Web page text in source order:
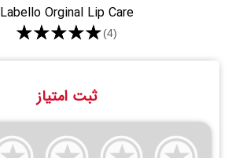
Labello Orginal Lip Care
★★★★★(4)
ثبت امتیاز